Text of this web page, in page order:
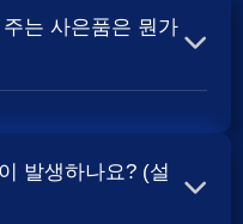
는 사은품은 뭔가
을 TV와 결합하여 가입
더 크게 지급되는 경향
발생하나요? (설